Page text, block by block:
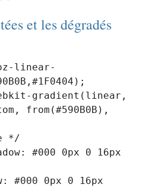
et les dégradés
from(#590B0B),